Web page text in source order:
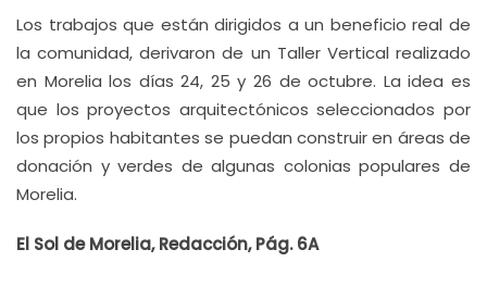
Los trabajos que están dirigidos a un beneficio real de
la comunidad, derivaron de un Taller Vertical realizado
en Morelia los días 24, 25 y 26 de octubre. La idea es
que los proyectos arquitectónicos seleccionados por
los propios habitantes se puedan construir en áreas de
donación y verdes de algunas colonias populares de
Morelia.
El Sol de Morelia, Redacción, Pág. 6A